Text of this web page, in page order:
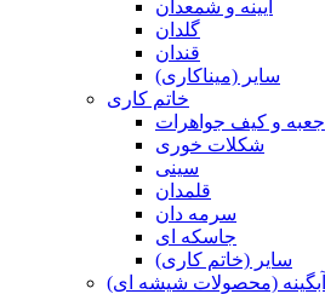
آیینه و شمعدان
گلدان
قندان
سایر (میناکاری)
خاتم کاری
جعبه و کیف جواهرات
شکلات خوری
سینی
قلمدان
سرمه دان
جاسکه ای
سایر (خاتم کاری)
آبگینه (محصولات شیشه ای)